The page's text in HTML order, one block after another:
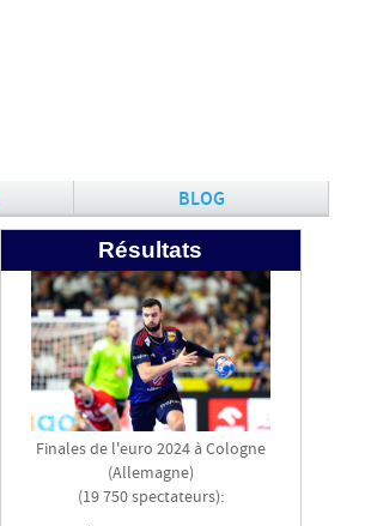
BLOG
Résultats
Finales de l'euro 2024 à Cologne
(Allemagne)
(19 750 spectateurs):